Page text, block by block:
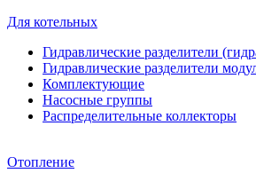
Для котельных
Гидравлические разделители
Гидравлические разделители
Комплектующие
Насосные группы
Распределительные коллекторы
Отопление